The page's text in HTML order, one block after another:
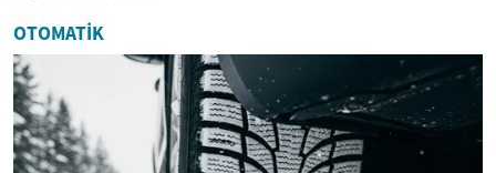
OTOMATIK